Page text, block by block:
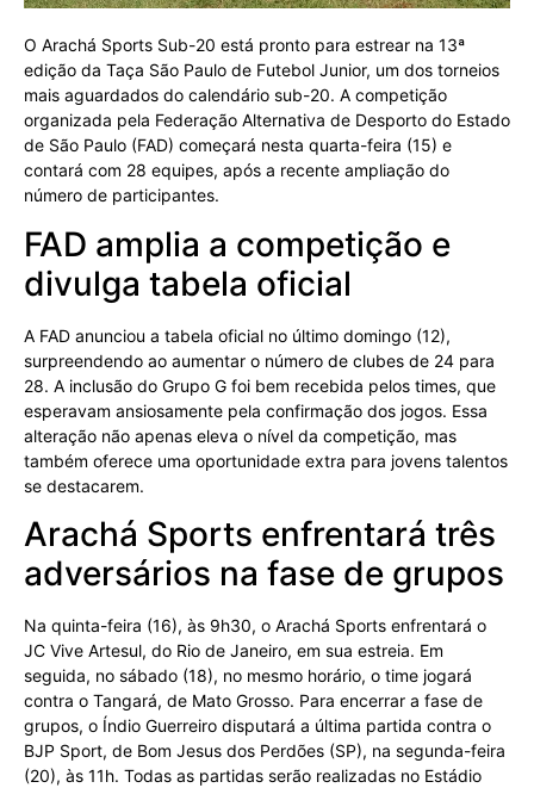
O Arachá Sports Sub-20 está pronto para estrear na 13ª
edição da Taça São Paulo de Futebol Junior, um dos torneios
mais aguardados do calendário sub-20. A competição
organizada pela Federação Alternativa de Desporto do Estado
de São Paulo (FAD) começará nesta quarta-feira (15) e
contará com 28 equipes, após a recente ampliação do
número de participantes.
FAD amplia a competição e
divulga tabela oficial
A FAD anunciou a tabela oficial no último domingo (12),
surpreendendo ao aumentar o número de clubes de 24 para
28. A inclusão do Grupo G foi bem recebida pelos times, que
esperavam ansiosamente pela confirmação dos jogos. Essa
alteração não apenas eleva o nível da competição, mas
também oferece uma oportunidade extra para jovens talentos
se destacarem.
Arachá Sports enfrentará três
adversários na fase de grupos
Na quinta-feira (16), às 9h30, o Arachá Sports enfrentará o
JC Vive Artesul, do Rio de Janeiro, em sua estreia. Em
seguida, no sábado (18), no mesmo horário, o time jogará
contra o Tangará, de Mato Grosso. Para encerrar a fase de
grupos, o Índio Guerreiro disputará a última partida contra o
BJP Sport, de Bom Jesus dos Perdões (SP), na segunda-feira
(20), às 11h. Todas as partidas serão realizadas no Estádio